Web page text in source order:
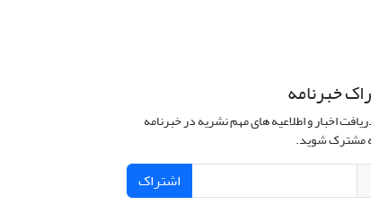
خبرنامه
اخبار و اطلاعیه های مهم نشریه در خبرنامه
مشترک شوید.
اشتراک